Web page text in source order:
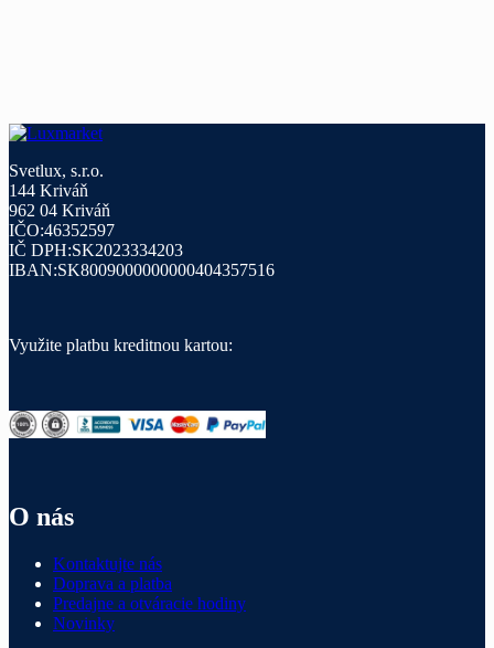
Svetlux, s.r.o.
144 Kriváň
962 04 Kriváň
IČO:46352597
IČ DPH:SK2023334203
IBAN:SK8009000000000404357516
Využite platbu kreditnou kartou:
O nás
Kontaktujte nás
Doprava a platba
Predajne a otváracie hodiny
Novinky